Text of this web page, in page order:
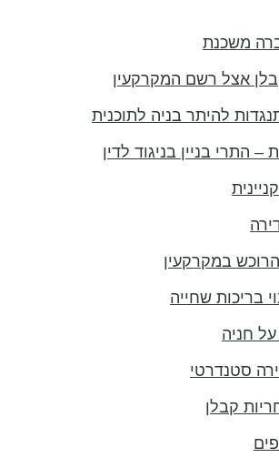
משכנת
אצל רשם המקרקעין
להיתר בניה לתוכנית
התרי בניין בניגוד לדין
במקרקעין
בריכות שחייה
חניה
סטנדרטי
קבלן